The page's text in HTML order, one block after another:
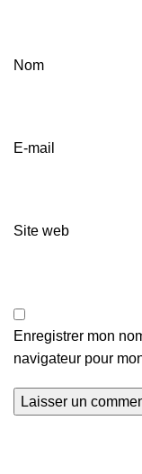
Nom
E-mail
Site web
Enregistrer mon
navigateur pour